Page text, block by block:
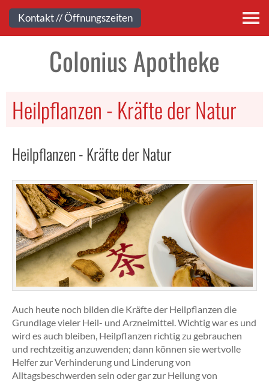
Kontakt
Colonius Apotheke
Heilpflanzen - Kräfte der Natur
Heilpflanzen - Kräfte der Natur
Auch heute noch bilden die Kräfte der Heilpflanzen die
Grundlage vieler Heil- und Arzneimittel. Wichtig war es und
wird es auch bleiben, Heilpflanzen richtig zu gebrauchen
und rechtzeitig anzuwenden; dann können sie wertvolle
Helfer zur Verhinderung und Linderung von
Alltagsbeschwerden sein oder gar zur Heilung von
Kontakt // Öffnungszeiten